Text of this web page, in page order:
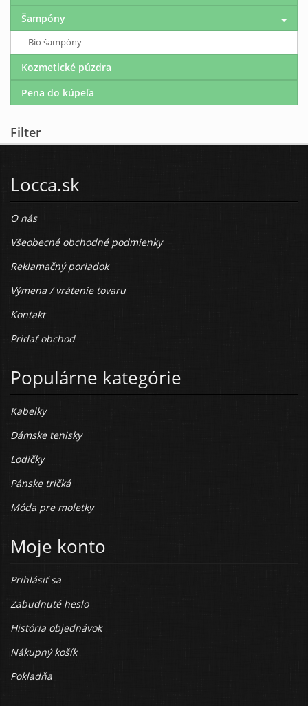
Šampóny
Bio šampóny
Kozmetické púzdra
Pena do kúpeľa
Filter
Locca.sk
O nás
Všeobecné obchodné podmienky
Reklamačný poriadok
Výmena / vrátenie tovaru
Kontakt
Pridať obchod
Populárne kategórie
Kabelky
Dámske tenisky
Lodičky
Pánske tričká
Móda pre moletky
Moje konto
Prihlásiť sa
Zabudnuté heslo
História objednávok
Nákupný košík
Pokladňa